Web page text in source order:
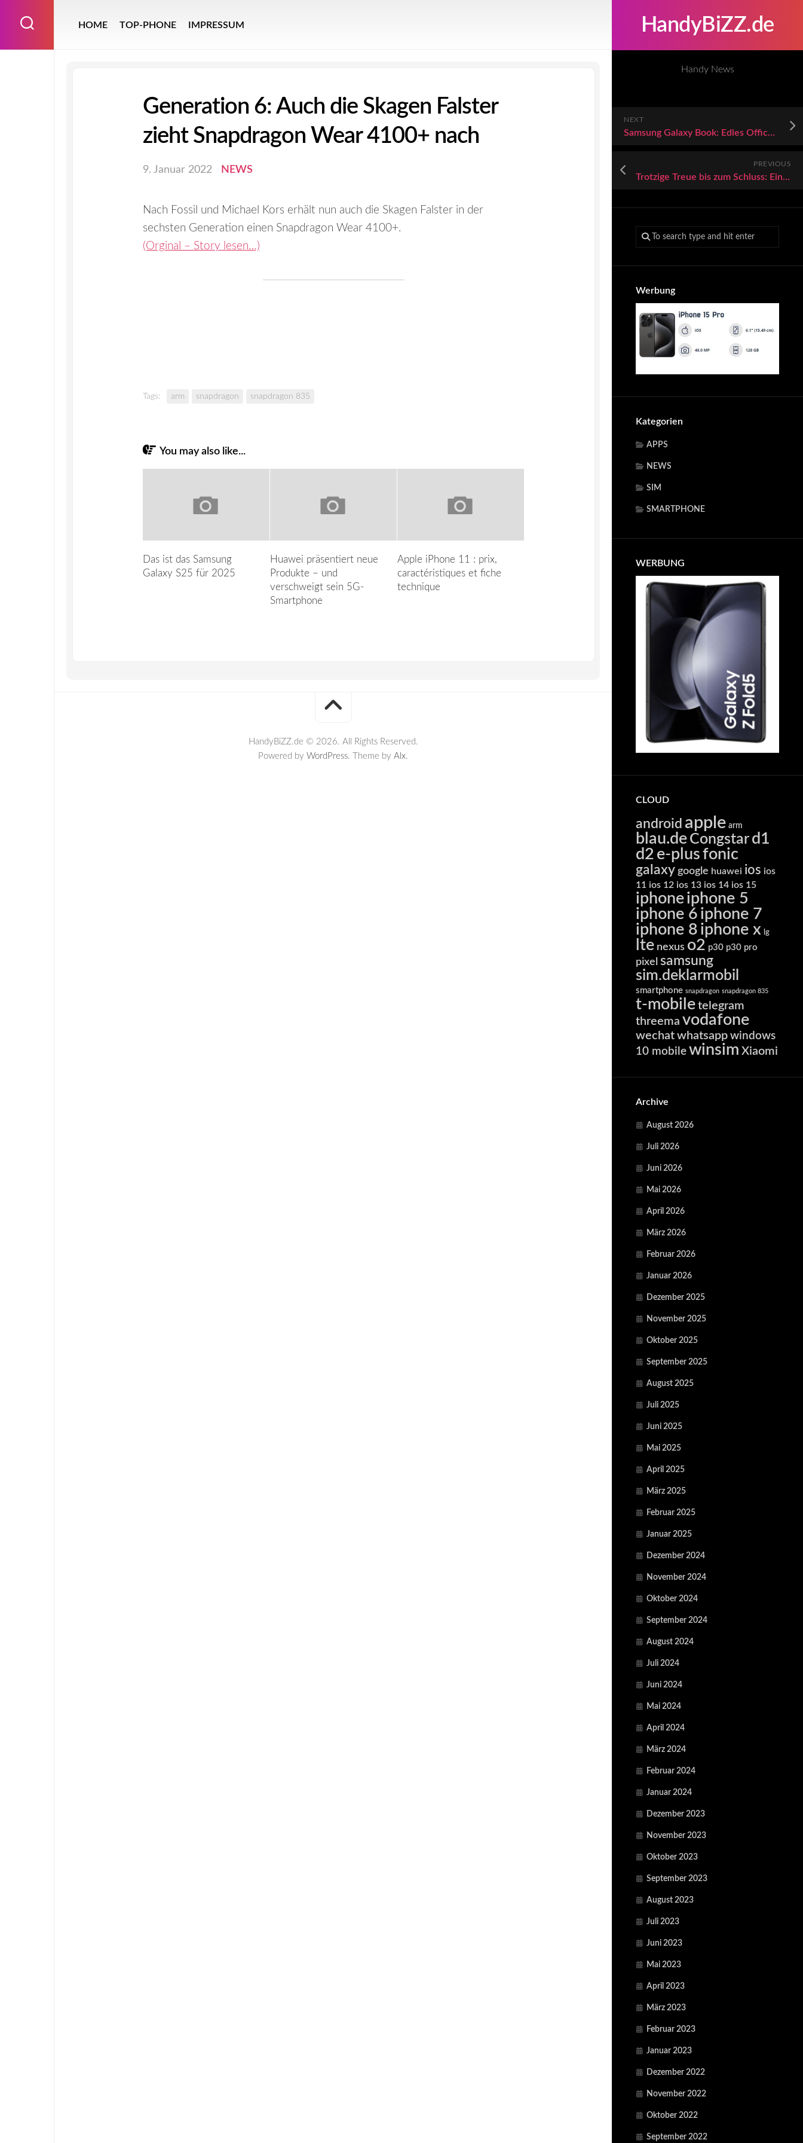
HandyBiZZ.de
Handy News
NEXT
Samsung Galaxy Book: Edles Office-Notebook zum kleinen Preis
PREVIOUS
Trotzige Treue bis zum Schluss: Ein schwarzer Tag für Blackberry-Liebhaber
Werbung
Kategorien
APPS
NEWS
SIM
SMARTPHONE
WERBUNG
CLOUD
android apple arm
blau.de Congstar d1
d2 e-plusfonic
galaxy google huawei ios ios
11 ios 12 ios 13 ios 14 ios 15
iphoneiphone 5
iphone 6 iphone 7
iphone 8 iphone x lg
lte nexus o2 p30 p30 pro
pixel samsung
sim.deklarmobil
smartphone snapdragon snapdragon 835
t-mobile telegram
threema vodafone
wechat whatsapp windows
10 mobile winsim Xiaomi
Archive
August 2026
Juli 2026
Juni 2026
Mai 2026
April 2026
März 2026
Februar 2026
Januar 2026
Dezember 2025
November 2025
Oktober 2025
September 2025
August 2025
Juli 2025
Juni 2025
Mai 2025
April 2025
März 2025
Februar 2025
Januar 2025
Dezember 2024
November 2024
Oktober 2024
September 2024
August 2024
Juli 2024
Juni 2024
Mai 2024
April 2024
März 2024
Februar 2024
Januar 2024
Dezember 2023
November 2023
Oktober 2023
September 2023
August 2023
Juli 2023
Juni 2023
Mai 2023
April 2023
März 2023
Februar 2023
Januar 2023
Dezember 2022
November 2022
Oktober 2022
September 2022
HOME TOP-PHONE IMPRESSUM
Generation 6: Auch die Skagen Falster
zieht Snapdragon Wear 4100+ nach
9. Januar 2022 NEWS
Nach Fossil und Michael Kors erhält nun auch die Skagen Falster in der
sechsten Generation einen Snapdragon Wear 4100+.
(Orginal – Story lesen…)
Tags: arm snapdragon snapdragon 835
You may also like...
Das ist das Samsung
Galaxy S25 für 2025
Huawei präsentiert neue
Produkte – und
verschweigt sein 5G-
Smartphone
Apple iPhone 11 : prix,
caractéristiques et fiche
technique
HandyBiZZ.de © 2026. All Rights Reserved.
Powered by WordPress. Theme by Alx.